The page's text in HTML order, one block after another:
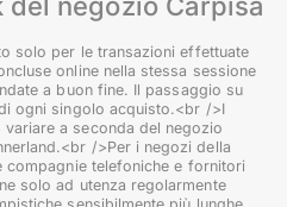
solo per le transazioni effettuate
online nella stessa sessione
a buon fine. Il passaggio su
ogni singolo acquisto.<br />I
a seconda del negozio
/>Per i negozi della
telefoniche e fornitori
solo ad utenza regolarmente